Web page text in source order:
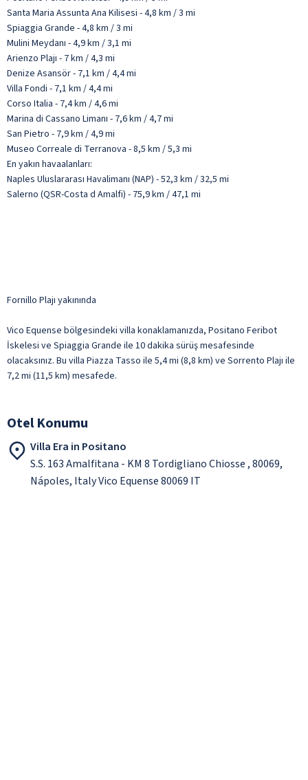
Santa Maria Assunta Ana Kilisesi - 4,8 km / 3 mi
Spiaggia Grande - 4,8 km / 3 mi
Mulini Meydanı - 4,9 km / 3,1 mi
Arienzo Plajı - 7 km / 4,3 mi
Denize Asansör - 7,1 km / 4,4 mi
Villa Fondi - 7,1 km / 4,4 mi
Corso Italia - 7,4 km / 4,6 mi
Marina di Cassano Limanı - 7,6 km / 4,7 mi
San Pietro - 7,9 km / 4,9 mi
Museo Correale di Terranova - 8,5 km / 5,3 mi
En yakın havaalanları:
Naples Uluslararası Havalimanı (NAP) - 52,3 km / 32,5 mi
Salerno (QSR-Costa d Amalfi) - 75,9 km / 47,1 mi
Fornillo Plajı yakınında
Vico Equense bölgesindeki villa konaklamanızda, Positano Feribot
İskelesi ve Spiaggia Grande ile 10 dakika sürüş mesafesinde
olacaksınız. Bu villa Piazza Tasso ile 5,4 mi (8,8 km) ve Sorrento Plajı ile
7,2 mi (11,5 km) mesafede.
Otel Konumu
Villa Era in Positano
S.S. 163 Amalfitana - KM 8 Tordigliano Chiosse , 80069,
Nápoles, Italy Vico Equense 80069 IT